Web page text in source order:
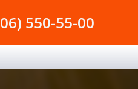
550-55-00